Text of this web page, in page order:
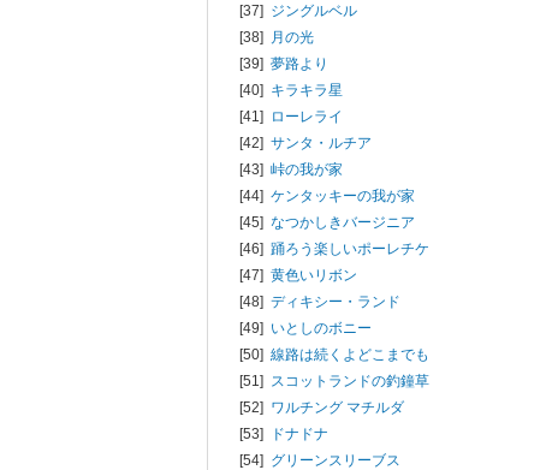
[37] ジングルベル
[38] 月の光
[39] 夢路より
[40] キラキラ星
[41] ローレライ
[42] サンタ・ルチア
[43] 峠の我が家
[44] ケンタッキーの我が家
[45] なつかしきバージニア
[46] 踊ろう楽しいポーレチケ
[47] 黄色いリボン
[48] ディキシー・ランド
[49] いとしのボニー
[50] 線路は続くよどこまでも
[51] スコットランドの釣鐘草
[52] ワルチング マチルダ
[53]
ドナドナ
[54] グリーンスリーブス